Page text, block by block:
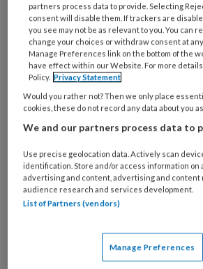
volgende:
Sleep deze e-mailnaar je
onze content direct binnen
Voeg ons e-mailadres toe
klikken in de zwarte balk
contacten)om onze
Bevestig je e-mailadresin
die je ontvangt om je
te maken
superleuk om van je te horen
partners process data to provide. Selecting
consent will disable them. If trackers are
you see may not be as relevant to you. You can
change your choices or withdraw consent at
Manage Preferences link on the bottom of the
have effect within our Website. For more
Policy. Privacy Statement
Would you rather not? Then we only place
cookies, these do not record any data about you
We and our partners process data to
Use precise geolocation data. Actively scan
identification. Store and/or access information on
advertising and content, advertising and content
audience research and services development.
List of Partners (vendors)
Manage Preferences